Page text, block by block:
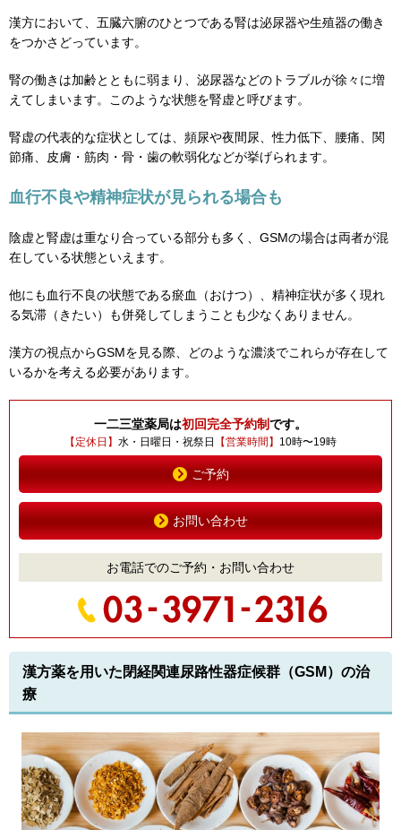
漢方において、五臓六腑のひとつである腎は泌尿器や生殖器の働き
をつかさどっています。
腎の働きは加齢とともに弱まり、泌尿器などのトラブルが徐々に増
えてしまいます。このような状態を腎虚と呼びます。
腎虚の代表的な症状としては、頻尿や夜間尿、性力低下、腰痛、関
節痛、皮膚・筋肉・骨・歯の軟弱化などが挙げられます。
血行不良や精神症状が見られる場合も
陰虚と腎虚は重なり合っている部分も多く、GSMの場合は両者が混
在している状態といえます。
他にも血行不良の状態である瘀血（おけつ）、精神症状が多く現れ
る気滞（きたい）も併発してしまうことも少なくありません。
漢方の視点からGSMを見る際、どのような濃淡でこれらが存在して
いるかを考える必要があります。
一二三堂薬局は初回完全予約制です。
【定休日】 水・日曜日・祝祭日 【営業時間】 10時〜19時
ご予約
お問い合わせ
お電話でのご予約・お問い合わせ
漢方薬を用いた閉経関連尿路性器症候群（GSM）の治
療